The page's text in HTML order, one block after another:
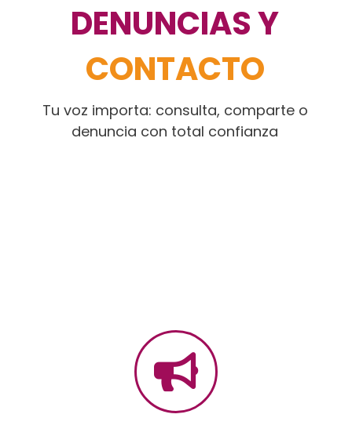
DENUNCIAS Y
CONTACTO
Tu voz importa: consulta, comparte o
denuncia con total confianza